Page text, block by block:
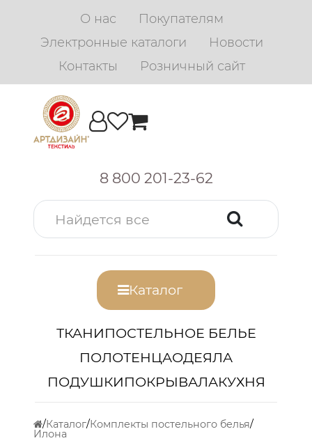
О нас
Покупателям
Электронные каталоги
Новости
Контакты
Розничный сайт
8 800 201-23-62
Каталог
ТКАНИПОСТЕЛЬНОЕ БЕЛЬЕ
ПОЛОТЕНЦАОДЕЯЛА
ПОДУШКИПОКРЫВАЛАКУХНЯ
Каталог Комплекты постельного белья
Илона